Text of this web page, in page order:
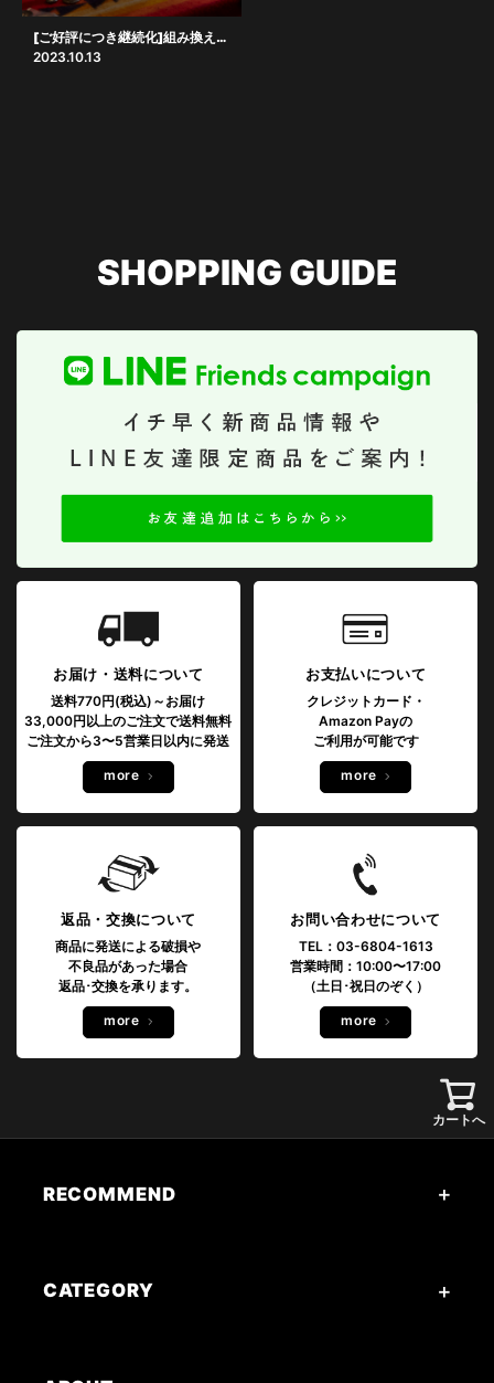
カートへ
[ご好評につき継続化]組み換えサービス
2023.10.13
SHOPPING GUIDE
お届け・送料について
送料770円(税込)～お届け
33,000円以上のご注文で送料無料
ご注文から3〜5営業日以内に発送
more
お支払いについて
クレジットカード・
Amazon Payの
ご利用が可能です
more
返品・交換について
商品に発送による破損や
不良品があった場合
返品･交換を承ります。
more
お問い合わせについて
TEL：03-6804-1613
営業時間：10:00〜17:00
（土日･祝日のぞく）
more
RECOMMEND
CATEGORY